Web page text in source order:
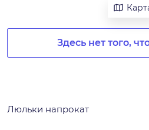
Здесь нет того,
Люльки напрокат